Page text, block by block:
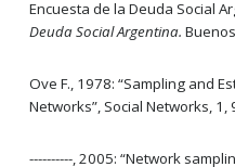
Encuesta de la Deuda Social
Deuda Social Argentina.
Ove F., 1978: “Sampling and
Networks”, Social Networks, 1,
----------, 2005: “Network